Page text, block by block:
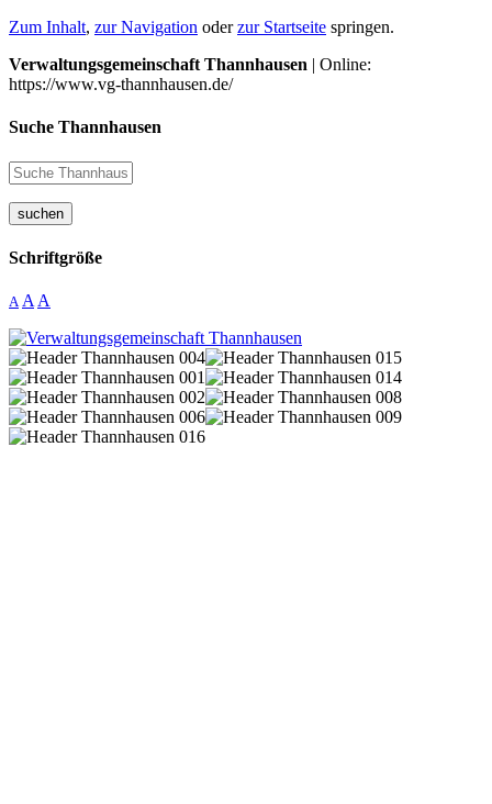
Zum Inhalt, zur Navigation oderzur Startseite springen.
Verwaltungsgemeinschaft Thannhausen | Online:
https://www.vg-thannhausen.de/
Suche Thannhausen
suchen
Schriftgröße
A A A